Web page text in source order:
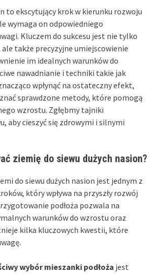
to ekscytujący krok w kierunku rozwoju
wymaga on odpowiedniego
Kluczem do sukcesu jest nie tylko
ale także precyzyjne umiejscowienie
im idealnych warunków do
nawadnianie i techniki takie jak
wpłynąć na ostateczny efekt,
sprawdzone metody, które pomogą
wzrostu. Zgłębmy tajniki
aby cieszyć się zdrowymi i silnymi
ziemię do siewu dużych nasion?
do siewu dużych nasion jest jednym z
który wpływa na przyszły rozwój
podłoża pozwala na
warunków do wzrostu oraz
kilka kluczowych kwestii, które
wybór mieszanki podłoża jest